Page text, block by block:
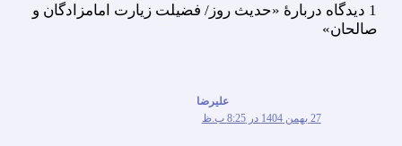
1 دیدگاه دربارهٔ «حدیث روز/ فضیلت زیارت امامزادگان و
صالحان»
علیرضا
27 بهمن 1404 در 8:25 ب.ظ